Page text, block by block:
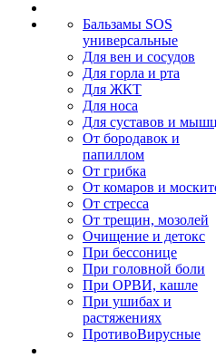
Бальзамы SOS
универсальные
Для вен и сосудов
Для горла и рта
Для ЖКТ
Для носа
Для суставов и мышц
От бородавок и
папиллом
От грибка
От комаров и
От стресса
От трещин, мозолей
Очищение и детокс
При бессонице
При головной боли
При ОРВИ, кашле
При ушибах и
растяжениях
ПротивоВирусные